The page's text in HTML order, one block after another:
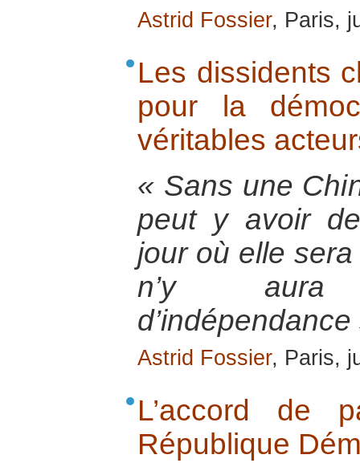
Astrid Fossier, Paris,
Les dissidents
pour la
véritables
« Sans une
peut y avoir
jour où elle
n’y
d’indépendance
Astrid Fossier, Paris,
L’accord de
République